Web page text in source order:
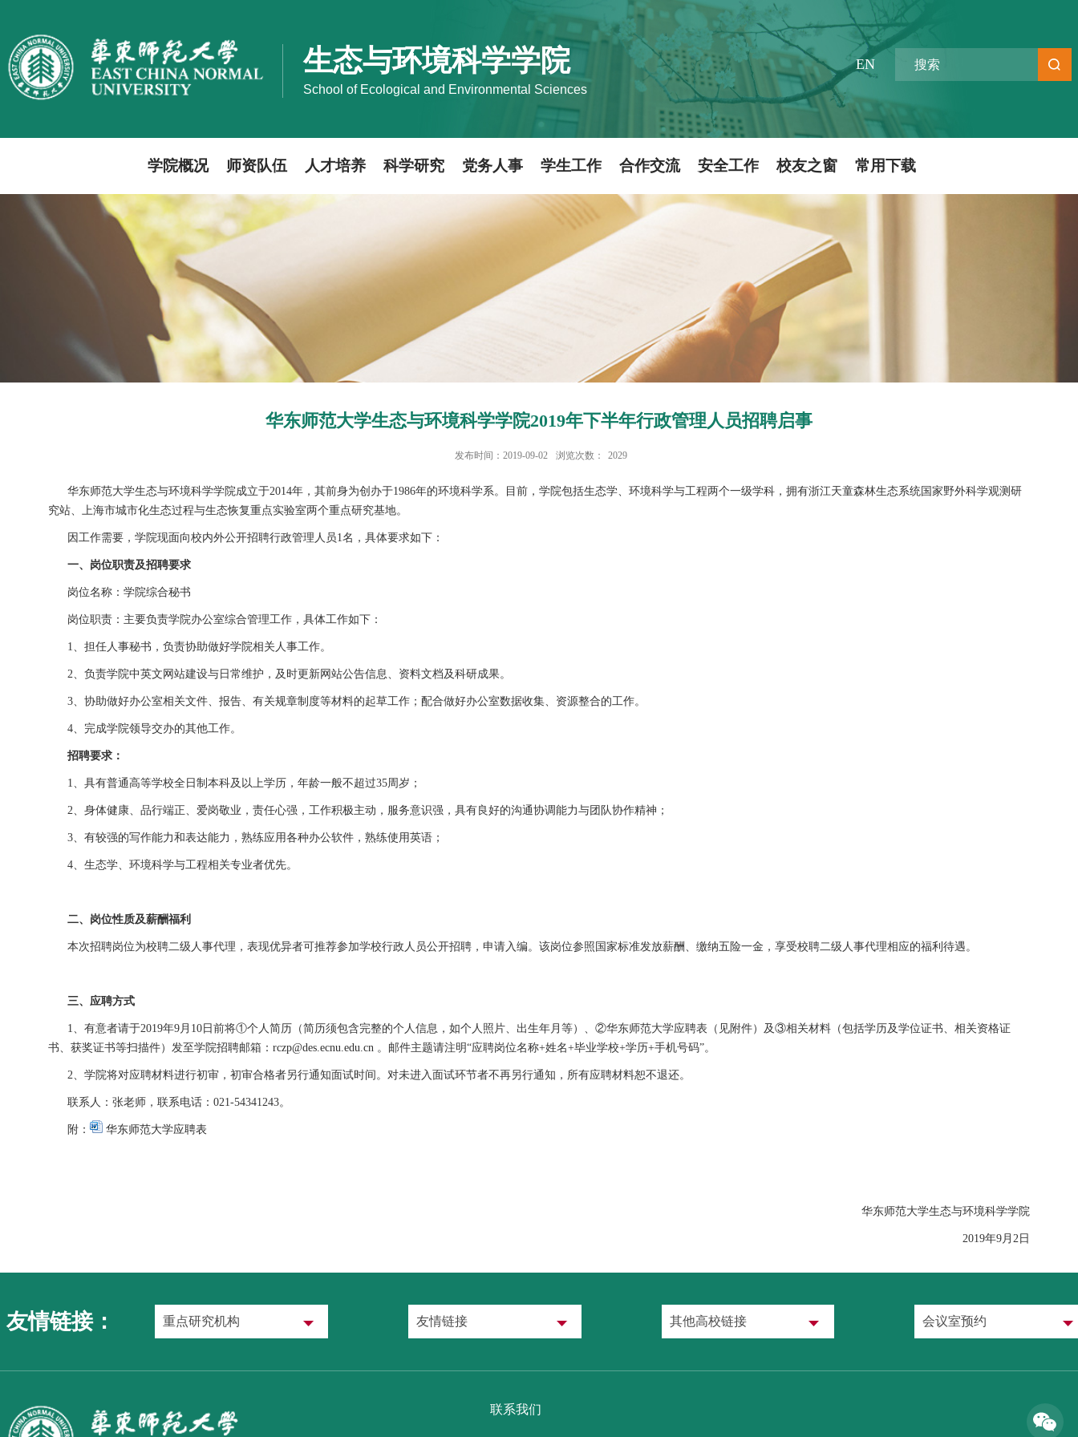
生态与环境科学学院
School of Ecological and Environmental Sciences
EN
学院概况 师资队伍 人才培养 科学研究 党务人事 学生工作 合作交流 安全工作 校友之窗 常用下载
华东师范大学生态与环境科学学院2019年下半年行政管理人员招聘启事
发布时间：2019-09-02 浏览次数： 2029
华东师范大学生态与环境科学学院成立于2014年，其前身为创办于1986年的环境科学系。目前，学院包括生态学、环境科学与工程两个一级学科，拥有浙江天童森林生态系统国家野外科学观测研
究站、上海市城市化生态过程与生态恢复重点实验室两个重点研究基地。
因工作需要，学院现面向校内外公开招聘行政管理人员1名，具体要求如下：
一、岗位职责及招聘要求
岗位名称：学院综合秘书
岗位职责：主要负责学院办公室综合管理工作，具体工作如下：
1、担任人事秘书，负责协助做好学院相关人事工作。
2、负责学院中英文网站建设与日常维护，及时更新网站公告信息、资料文档及科研成果。
3、协助做好办公室相关文件、报告、有关规章制度等材料的起草工作；配合做好办公室数据收集、资源整合的工作。
4、完成学院领导交办的其他工作。
招聘要求：
1、具有普通高等学校全日制本科及以上学历，年龄一般不超过35周岁；
2、身体健康、品行端正、爱岗敬业，责任心强，工作积极主动，服务意识强，具有良好的沟通协调能力与团队协作精神；
3、有较强的写作能力和表达能力，熟练应用各种办公软件，熟练使用英语；
4、生态学、环境科学与工程相关专业者优先。
二、岗位性质及薪酬福利
本次招聘岗位为校聘二级人事代理，表现优异者可推荐参加学校行政人员公开招聘，申请入编。该岗位参照国家标准发放薪酬、缴纳五险一金，享受校聘二级人事代理相应的福利待遇。
三、应聘方式
1、有意者请于2019年9月10日前将①个人简历（简历须包含完整的个人信息，如个人照片、出生年月等）、②华东师范大学应聘表（见附件）及③相关材料（包括学历及学位证书、相关资格证
书、获奖证书等扫描件）发至学院招聘邮箱： rczp@des.ecnu.edu.cn 。邮件主题请注明“应聘岗位名称+姓名+毕业学校+学历+手机号码”。
2、学院将对应聘材料进行初审，初审合格者另行通知面试时间。对未进入面试环节者不再另行通知，所有应聘材料恕不退还。
联系人：张老师，联系电话：021-54341243。
附： 华东师范大学应聘表
华东师范大学生态与环境科学学院
2019年9月2日
友情链接： 重点研究机构 友情链接 其他高校链接 会议室预约
联系我们